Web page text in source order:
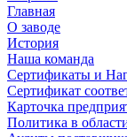
Главная
О заводе
История
Наша команда
Сертификаты и
Сертификат
Карточка
Политика в